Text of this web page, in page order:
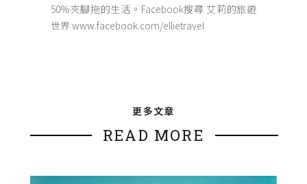
50%夾腳拖的生活。Facebook搜尋 艾莉的旅遊
世界 www.facebook.com/ellietravel
更多文章
READ MORE